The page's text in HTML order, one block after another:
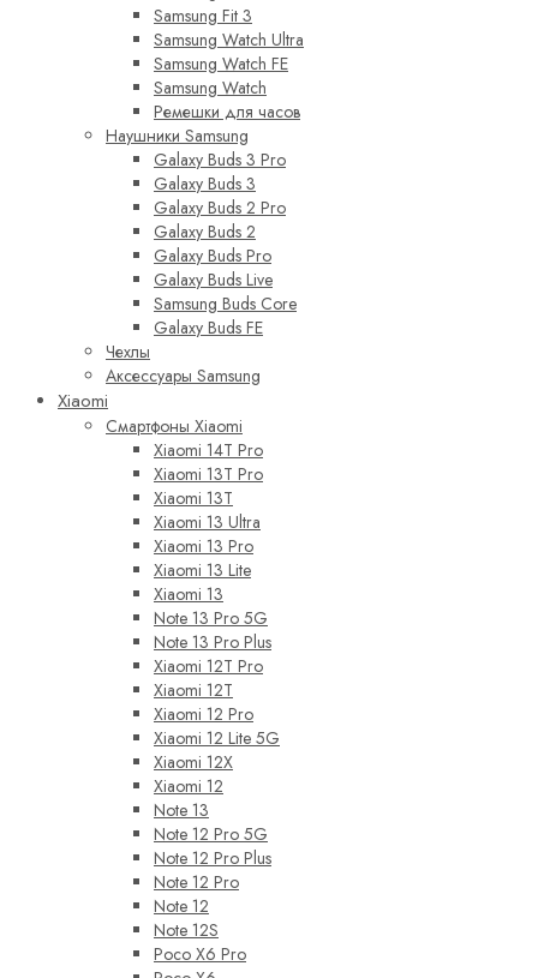
Samsung Fit 3
Samsung Watch Ultra
Samsung Watch FE
Samsung Watch
Ремешки для часов
Наушники Samsung
Galaxy Buds 3 Pro
Galaxy Buds 3
Galaxy Buds 2 Pro
Galaxy Buds 2
Galaxy Buds Pro
Galaxy Buds Live
Samsung Buds Core
Galaxy Buds FE
Чехлы
Аксессуары Samsung
Xiaomi
Смартфоны Xiaomi
Xiaomi 14T Pro
Xiaomi 13T Pro
Xiaomi 13T
Xiaomi 13 Ultra
Xiaomi 13 Pro
Xiaomi 13 Lite
Xiaomi 13
Note 13 Pro 5G
Note 13 Pro Plus
Xiaomi 12T Pro
Xiaomi 12T
Xiaomi 12 Pro
Xiaomi 12 Lite 5G
Xiaomi 12X
Xiaomi 12
Note 13
Note 12 Pro 5G
Note 12 Pro Plus
Note 12 Pro
Note 12
Note 12S
Poco X6 Pro